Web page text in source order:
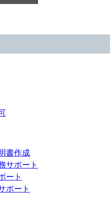
書作成
サポート
ート
ポート